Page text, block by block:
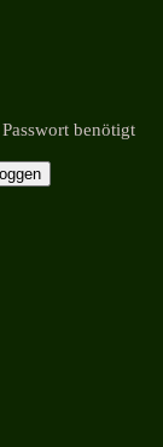
benötigt